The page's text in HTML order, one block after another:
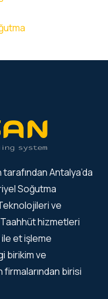
tarafından Antalya’da
Soğutma
ve
hizmetleri
et işleme
birikim ve
birisi